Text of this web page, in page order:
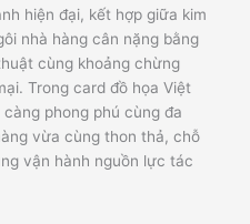
hiện đại, kết hợp giữa kim
nhà hàng cân nặng bằng
cùng khoảng chừng
Trong card đồ họa Việt
phong phú cùng đa
vừa cùng thon thả, chỗ
vận hành nguồn lực tác